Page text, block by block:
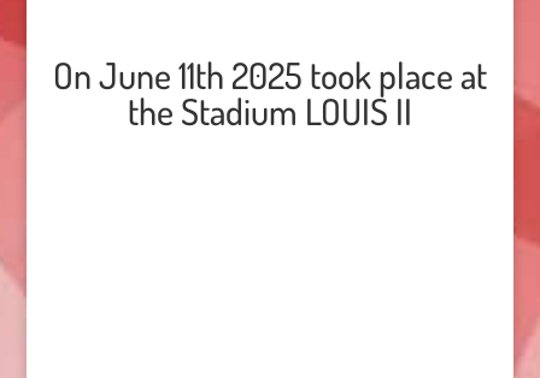
On June 11th 2025 took place at
the Stadium LOUIS II